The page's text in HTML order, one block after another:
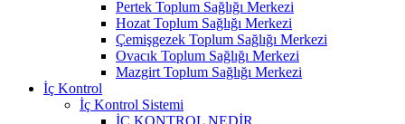
Pertek Toplum Sağlığı Merkezi
Hozat Toplum Sağlığı Merkezi
Çemişgezek Toplum Sağlığı Merkezi
Ovacık Toplum Sağlığı Merkezi
Mazgirt Toplum Sağlığı Merkezi
İç Kontrol
İç Kontrol Sistemi
İÇ KONTROL NEDİR